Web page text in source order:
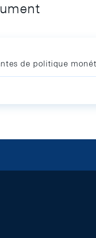
de politique